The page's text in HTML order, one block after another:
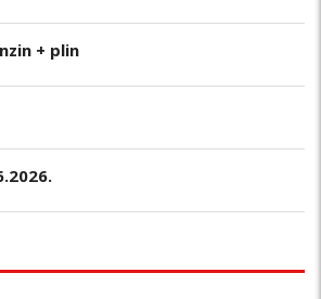
+ plin